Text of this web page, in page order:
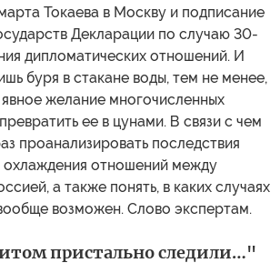
Токаева в Москву и подписание
Декларации по случаю 30-
дипломатических отношений. И
буря в стакане воды, тем не менее,
желание многочисленных
ее в цунами. В связи с чем
проанализировать последствия
охлаждения отношений между
а также понять, в каких случаях
возможен. Слово экспертам.
пристально следили…"